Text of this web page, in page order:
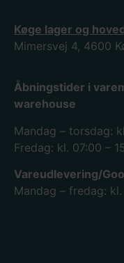
Køge lager og
Mimersvej 4, 4600
Åbningstider i
warehouse
Mandag – torsdag:
Fredag: kl. 07:00 –
Vareudlevering/
Mandag – fredag: